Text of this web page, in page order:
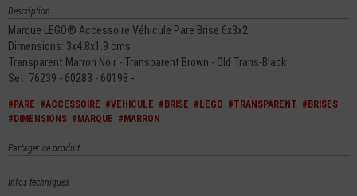
Description
Marque LEGO® Accessoire Véhicule Pare Brise 6x3x2
Dimensions: 3x4.8x1.9 cms
Transparent Marron Noir - Transparent Brown - Old Trans-Black
Set: 76239 - 60283 - 60198 -
#PARE #ACCESSOIRE #VEHICULE #BRISE #LEGO #TRANSPARENT #BRISES
#DIMENSIONS #MARQUE #MARRON
Partager ce produit
Infos techniques